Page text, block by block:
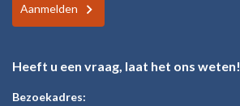
Aanmelden
Heeft u een vraag, laat het ons weten!
Bezoekadres: